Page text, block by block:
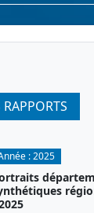
:2025